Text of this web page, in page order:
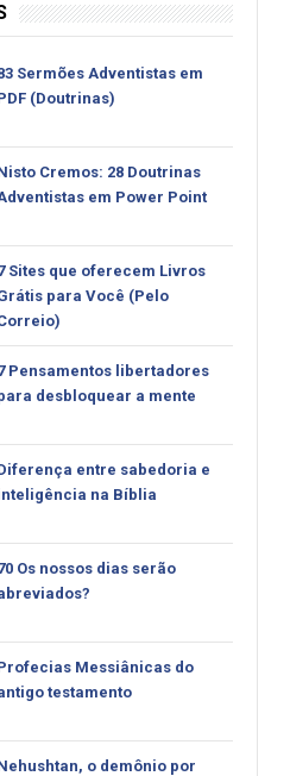
Sermões Adventistas em
(Doutrinas)
Cremos: 28 Doutrinas
em Power Point
Sites que oferecem Livros
para Você (Pelo
Pensamentos libertadores
desbloquear a mente
entre sabedoria e
na Bíblia
Os nossos dias serão
Messiânicas do
testamento
o demônio por